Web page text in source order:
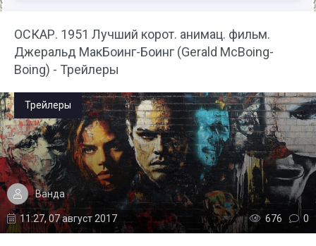
ОСКАР. 1951 Лучший корот. анимац. фильм.
Джеральд МакБоинг-Боинг (Gerald McBoing-
Boing) - Трейлеры
Трейлеры
Ванда
11:27, 07 август 2017 676 0